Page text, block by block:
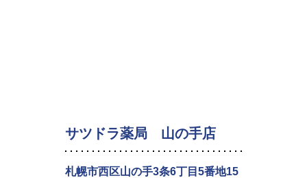
サツドラ薬局 山の手店
札幌市西区山の手3条6丁目5番地15